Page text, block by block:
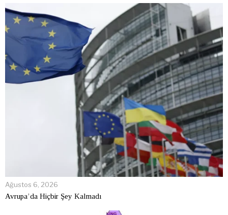
Ağustos 6, 2026
Avrupa’da Hiçbir Şey Kalmadı